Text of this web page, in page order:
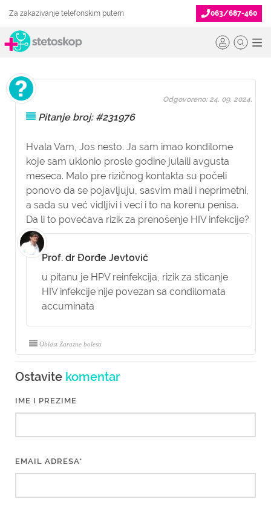
Za zakazivanje telefonskim putem 063/687-460
Pitanje broj: #231976
Hvala Vam, Jos nesto. Ja sam imao kondilome
koje sam uklonio prosle godine julaili avgusta
meseca. Malo pre rizičnog kontakta su počeli
ponovo da se pojavljuju, sasvim mali i neprimetni,
a sada su već vidljivi i veci i to na korenu penisa.
Da li to povećava rizik za prenošenje HIV infekcije?
Odgovoreno: 24. 09. 2024.
Prof. dr Đorđe Jevtović
u pitanu je HPV reinfekcija, rizik za sticanje
HIV infekcije nije povezan sa condilomata
accuminata
Oblast Zarazne bolesti
Ostavite komentar
IME I PREZIME
EMAIL ADRESA*